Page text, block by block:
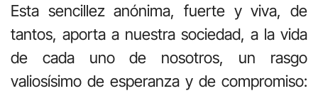
Esta sencillez anónima, fuerte y viva, de
tantos, aporta a nuestra sociedad, a la vida
de cada uno de nosotros, un rasgo
valiosísimo de esperanza y de compromiso: